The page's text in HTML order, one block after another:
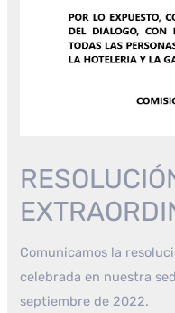
Comunicamos la
celebrada en nuestra
septiembre de 2022.